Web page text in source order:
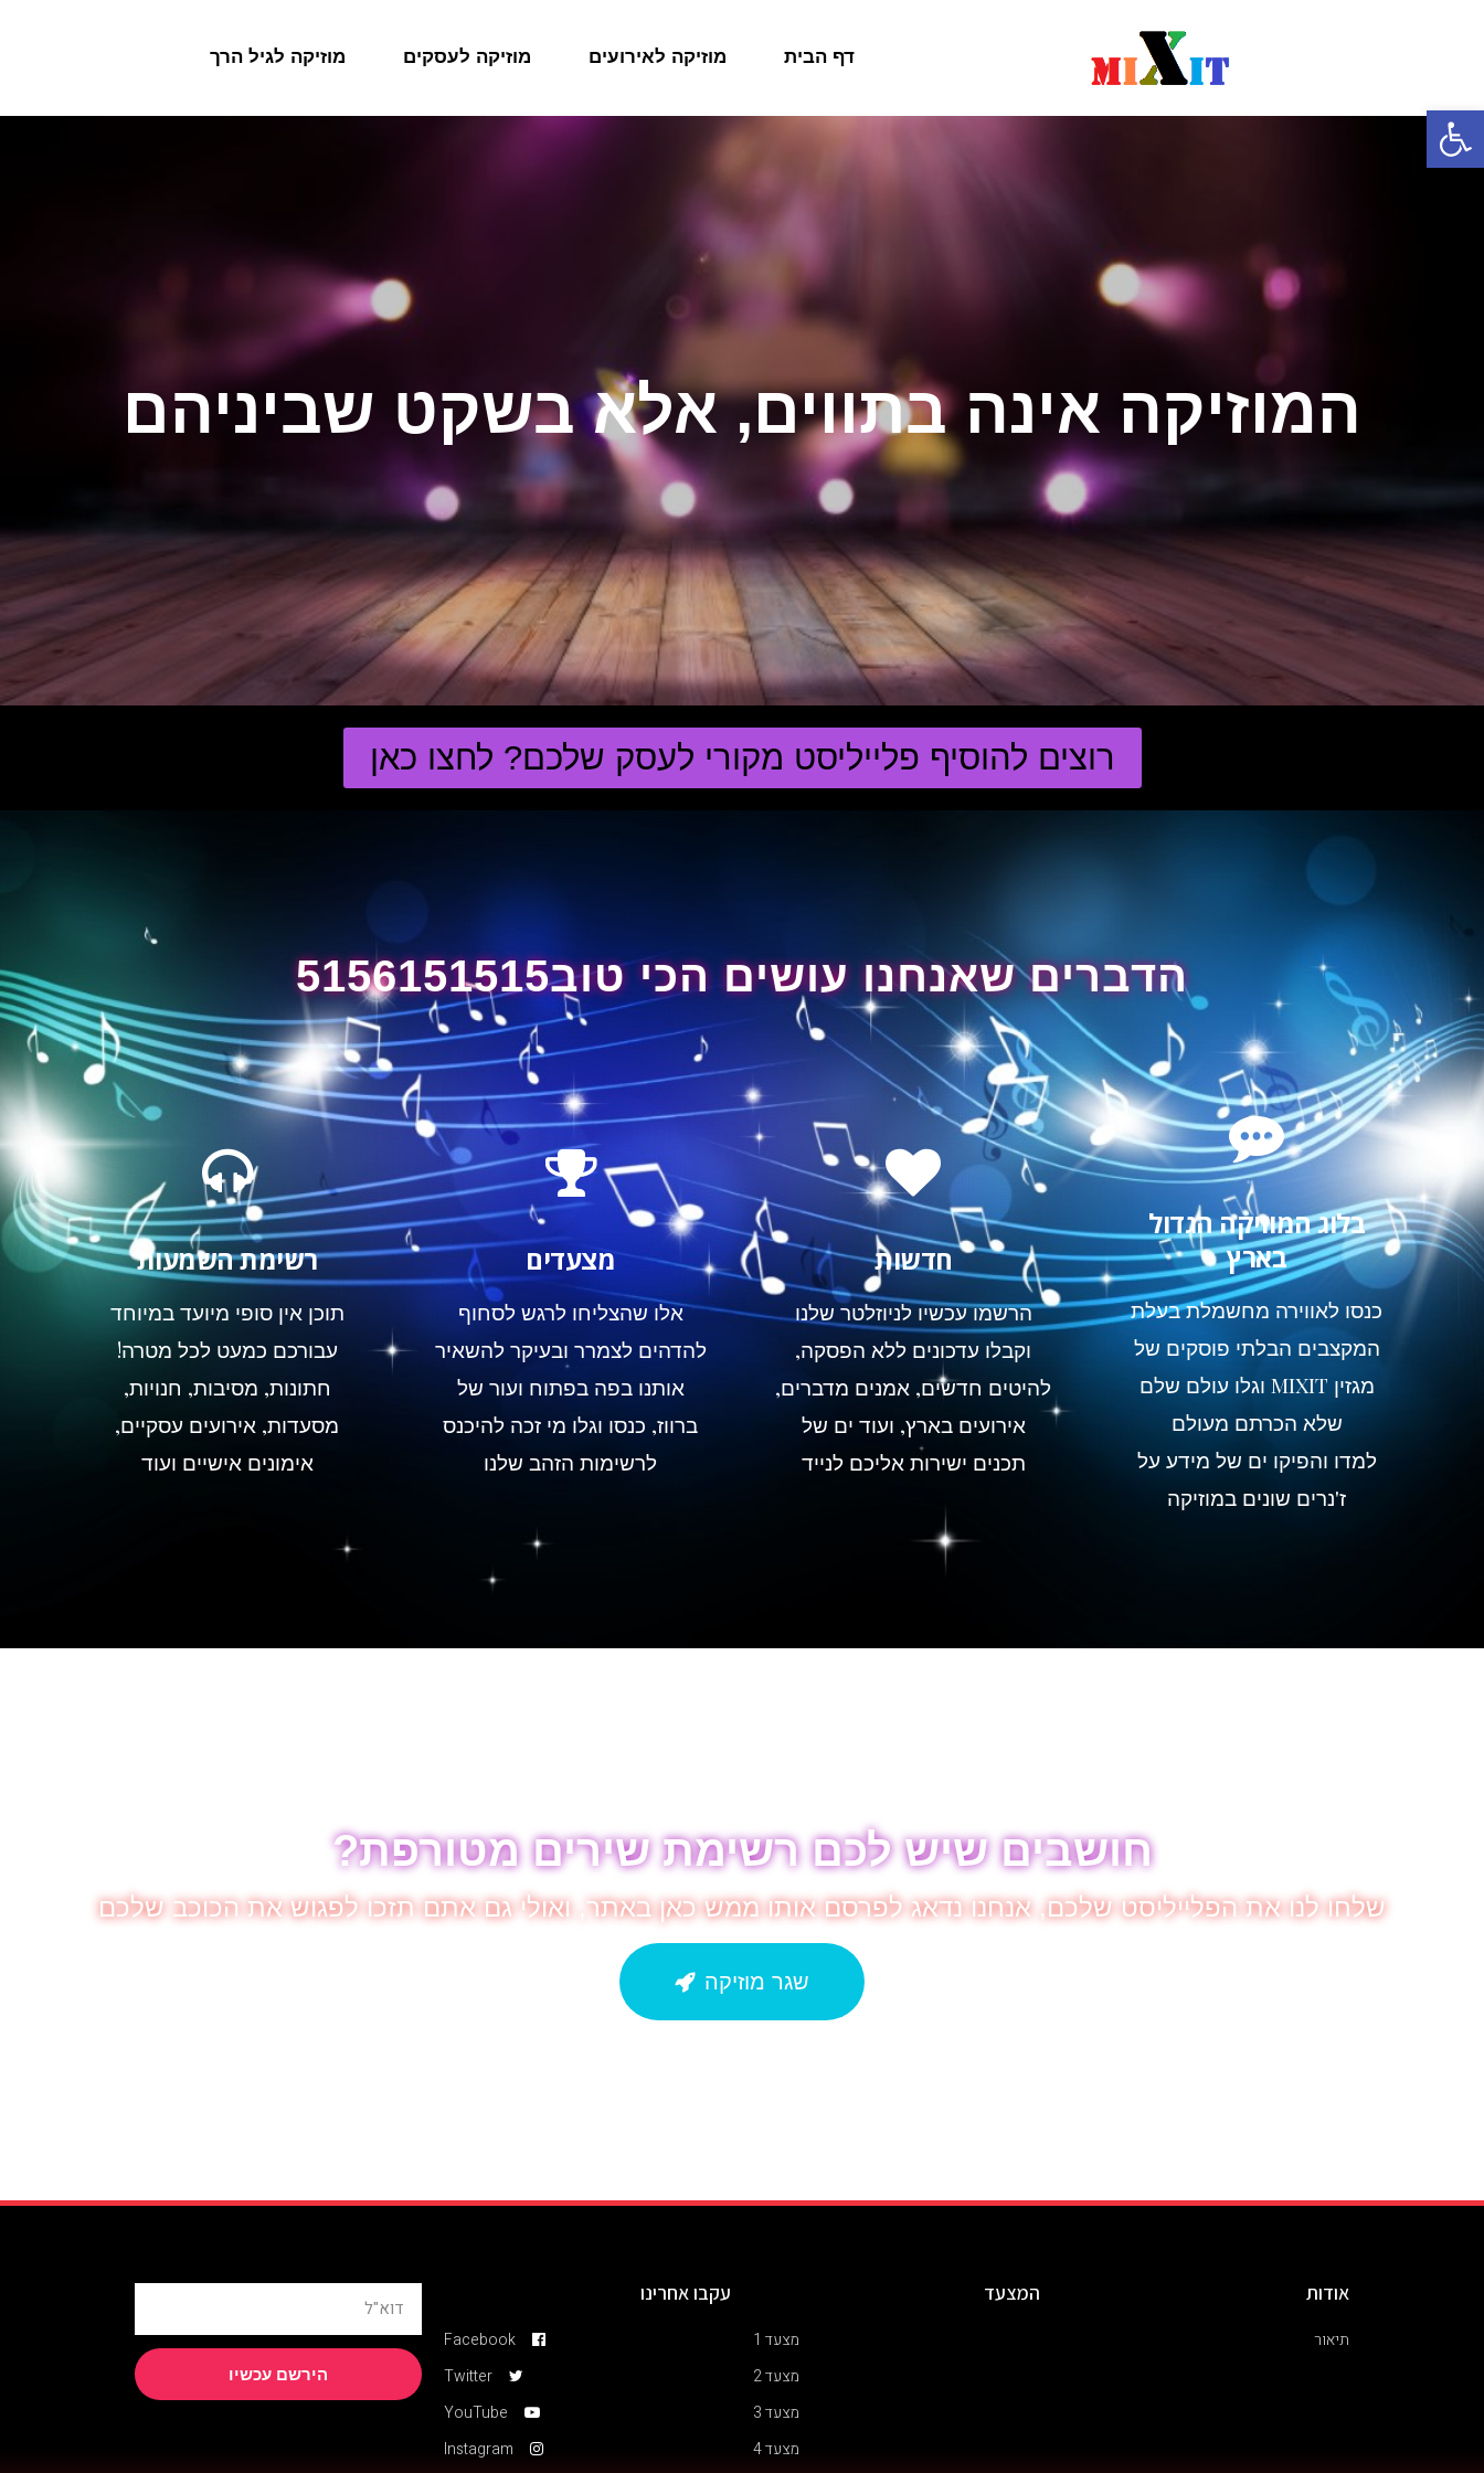
פתח סרגל נגישות
דף הבית מוזיקה לאירועים מוזיקה לעסקים מוזיקה לגיל הרך
המוזיקה אינה בתווים, אלא בשקט שביניהם
רוצים להוסיף פלייליסט מקורי לעסק שלכם? לחצו כאן
הדברים שאנחנו עושים הכי טוב5156151515
בלוג המוזיקה הגדול
בארץ
כנסו לאווירה מחשמלת בעלת
המקצבים הבלתי פוסקים של
מגזין MIXIT וגלו עולם שלם
שלא הכרתם מעולם
למדו והפיקו ים של מידע על
ז'נרים שונים במוזיקה
חדשות
הרשמו עכשיו לניוזלטר שלנו
וקבלו עדכונים ללא הפסקה,
להיטים חדשים, אמנים מדברים,
אירועים בארץ, ועוד ים של
תכנים ישירות אליכם לנייד
מצעדים
אלו שהצליחו לרגש לסחוף
להדהים לצמרר ובעיקר להשאיר
אותנו בפה בפתוח ועור של
ברווז, כנסו וגלו מי זכה להיכנס
לרשימות הזהב שלנו
רשימת השמעות
תוכן אין סופי מיועד במיוחד
עבורכם כמעט לכל מטרה!
חתונות, מסיבות, חנויות,
מסעדות, אירועים עסקיים,
אימונים אישיים ועוד
חושבים שיש לכם רשימת שירים מטורפת?
שלחו לנו את הפלייליסט שלכם, אנחנו נדאג לפרסם אותו ממש כאן באתר, ואולי גם אתם תזכו לפגוש את הכוכב שלכם
שגר מוזיקה
אודות
תיאור
המצעד
מצעד 1
מצעד 2
מצעד 3
מצעד 4
עקבו אחרינו
Facebook
Twitter
YouTube
Instagram
הירשם עכשיו